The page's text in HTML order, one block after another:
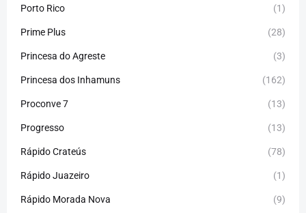
Porto Rico (1)
Prime Plus (28)
Princesa do Agreste (3)
Princesa dos Inhamuns (162)
Proconve 7 (13)
Progresso (13)
Rápido Crateús (78)
Rápido Juazeiro (1)
Rápido Morada Nova (9)